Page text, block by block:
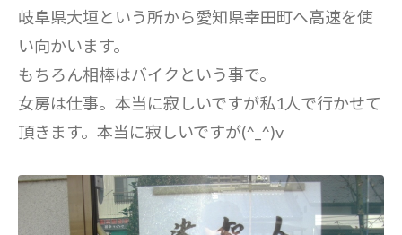
岐阜県大垣という所から愛知県幸田町へ高速を使
い向かいます。
もちろん相棒はバイクという事で。
女房は仕事。本当に寂しいですが私1人で行かせて
頂きます。本当に寂しいですが(^_^)v